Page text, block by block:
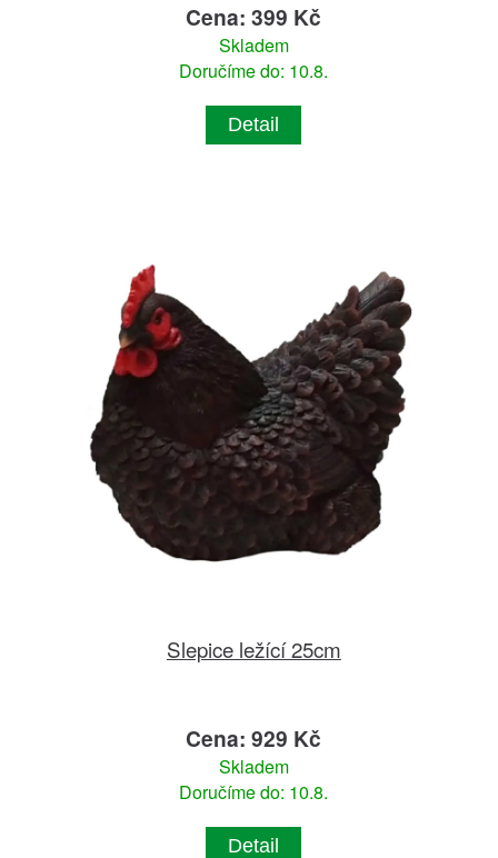
Cena: 399 Kč
Skladem
Doručíme do: 10.8.
Detail
Slepice ležící 25cm
Cena: 929 Kč
Skladem
Doručíme do: 10.8.
Detail